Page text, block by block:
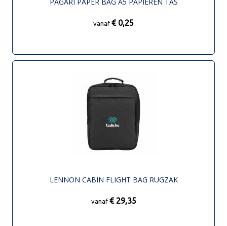
vanaf € 0,25
LENNON CABIN FLIGHT BAG RUGZAK
vanaf € 29,35